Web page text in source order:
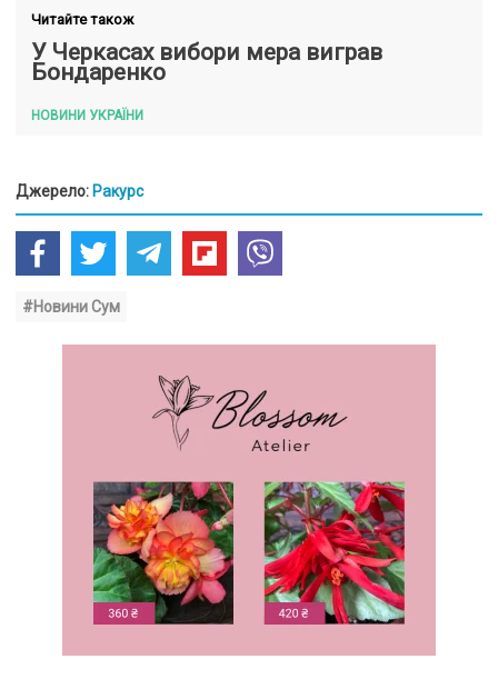
Читайте також
У Черкасах вибори мера виграв
Бондаренко
НОВИНИ УКРАЇНИ
Джерело: Ракурс
#Новини Сум